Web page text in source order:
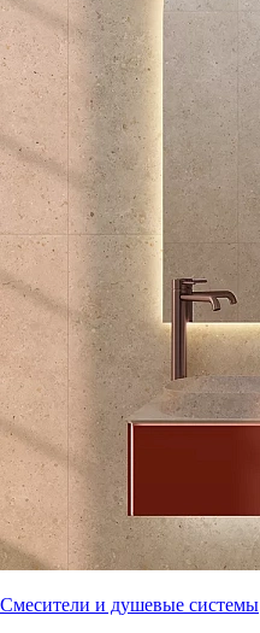
Смесители и душевые системы